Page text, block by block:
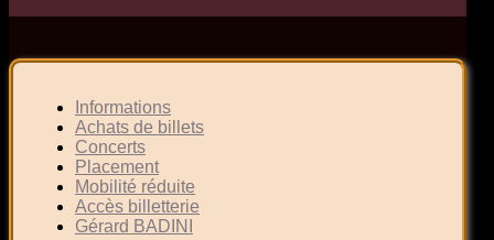
Informations
Achats de billets
Concerts
Placement
Mobilité réduite
Accès billetterie
Gérard BADINI